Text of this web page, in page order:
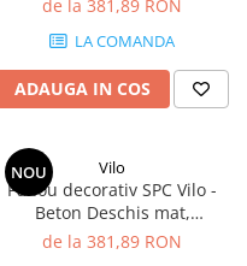
de la 381,89 RON
LA COMANDA
ADAUGA IN COS
NOU Vilo
Panou decorativ SPC Vilo -
Beton Deschis mat,
600×300×4 mm, 2.34 mp/cutie
de la 381,89 RON